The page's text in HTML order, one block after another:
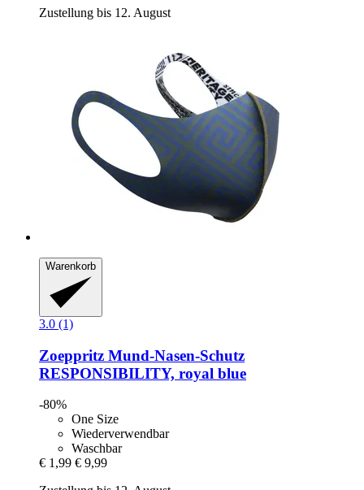
Zustellung bis 12. August
Warenkorb
3.0 (1)
Zoeppritz Mund-​Nasen-​Schutz
RESPONSIBILITY, royal blue
-80%
One Size
Wiederverwendbar
Waschbar
€ 1,99 € 9,99